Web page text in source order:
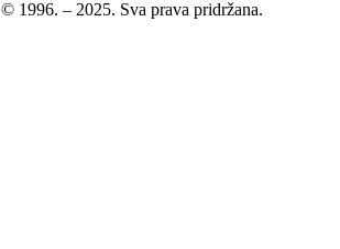
© 1996. – 2025. Sva prava pridržana.